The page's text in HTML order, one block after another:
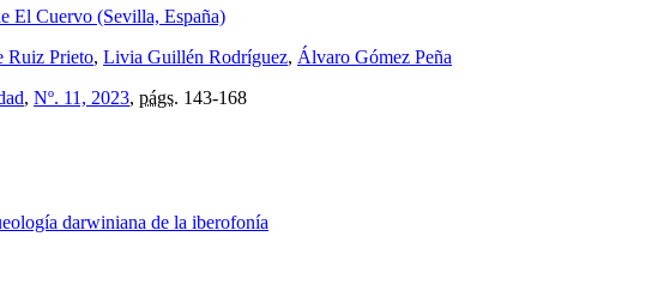
El Cuervo (Sevilla, España)
Ruiz Prieto, Livia Guillén Rodríguez, Álvaro Gómez Peña
, Nº. 11, 2023, págs. 143-168
darwiniana de la iberofonía